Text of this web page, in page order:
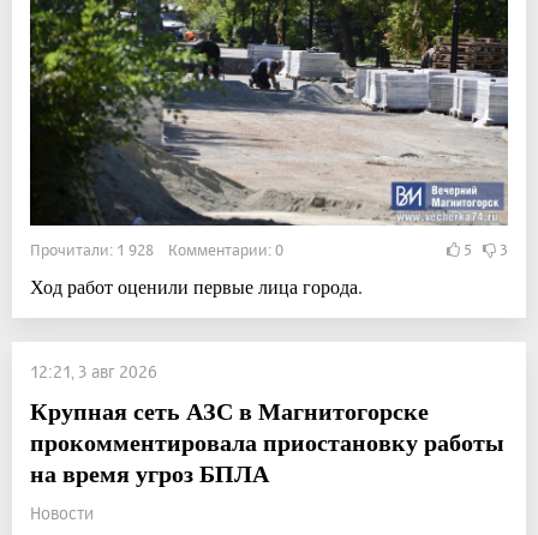
Прочитали: 1 928 Комментарии: 0 5 3
Ход работ оценили первые лица города.
12:21, 3 авг 2026
Крупная сеть АЗС в Магнитогорске
прокомментировала приостановку работы
на время угроз БПЛА
Новости